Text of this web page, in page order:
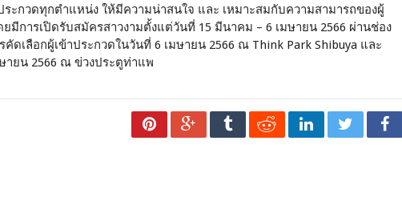
ระกวดทุกตำแหน่ง ให้มีความน่าสนใจ และ เหมาะสมกับความสามารถของผู้
มีการเปิดรับสมัครสาวงามตั้งแต่วันที่ 15 มีนาคม – 6 เมษายน 2566 ผ่านช่อง
ดเลือกผู้เข้าประกวดในวันที่ 6 เมษายน 2566 ณ Think Park Shibuya และ
ายน 2566 ณ ข่วงประตูท่าแพ